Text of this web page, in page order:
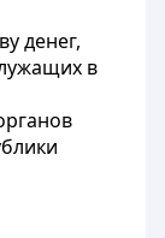
денег,
в